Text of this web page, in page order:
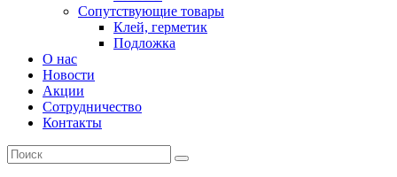
Сопутствующие товары
Клей, герметик
Подложка
О нас
Новости
Акции
Сотрудничество
Контакты